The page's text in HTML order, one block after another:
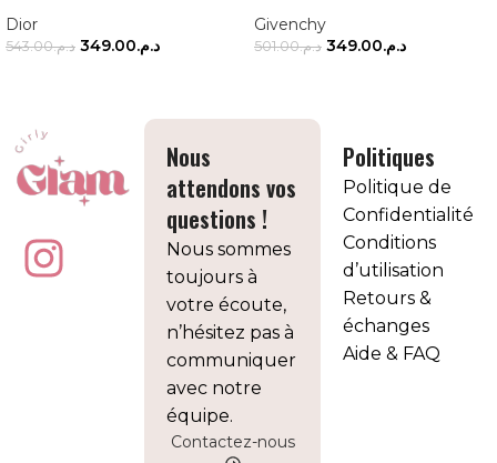
Dior
د.م.543.00 د.م.349.00
Givenchy
د.م.501.00 د.م.349.00
Nous
attendons vos
questions !
Nous sommes
toujours à
votre écoute,
n’hésitez pas à
communiquer
avec notre
équipe.
Contactez-nous
Politiques
Politique de
Confidentialité
Conditions
d’utilisation
Retours &
échanges
Aide & FAQ